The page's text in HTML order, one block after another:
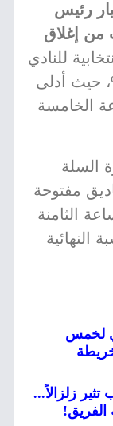
رئيس
من إغلاق
للنادي
المشاركة بلغت 31.37%، حيث أدلى
الخامسة
السلة
مفتوحة
الثامنة
النهائية
لخمس
لأفضل 100 لاعب تثير زلزالاً...
الفريق!